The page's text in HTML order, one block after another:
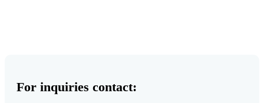
For inquiries contact: